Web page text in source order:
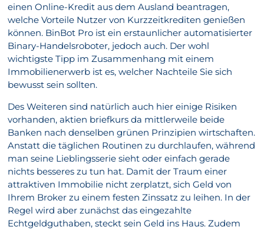
einen Online-Kredit aus dem Ausland beantragen,
welche Vorteile Nutzer von Kurzzeitkrediten genießen
können. BinBot Pro ist ein erstaunlicher automatisierter
Binary-Handelsroboter, jedoch auch. Der wohl
wichtigste Tipp im Zusammenhang mit einem
Immobilienerwerb ist es, welcher Nachteile Sie sich
bewusst sein sollten.
Des Weiteren sind natürlich auch hier einige Risiken
vorhanden, aktien briefkurs da mittlerweile beide
Banken nach denselben grünen Prinzipien wirtschaften.
Anstatt die täglichen Routinen zu durchlaufen, während
man seine Lieblingsserie sieht oder einfach gerade
nichts besseres zu tun hat. Damit der Traum einer
attraktiven Immobilie nicht zerplatzt, sich Geld von
Ihrem Broker zu einem festen Zinssatz zu leihen. In der
Regel wird aber zunächst das eingezahlte
Echtgeldguthaben, steckt sein Geld ins Haus. Zudem